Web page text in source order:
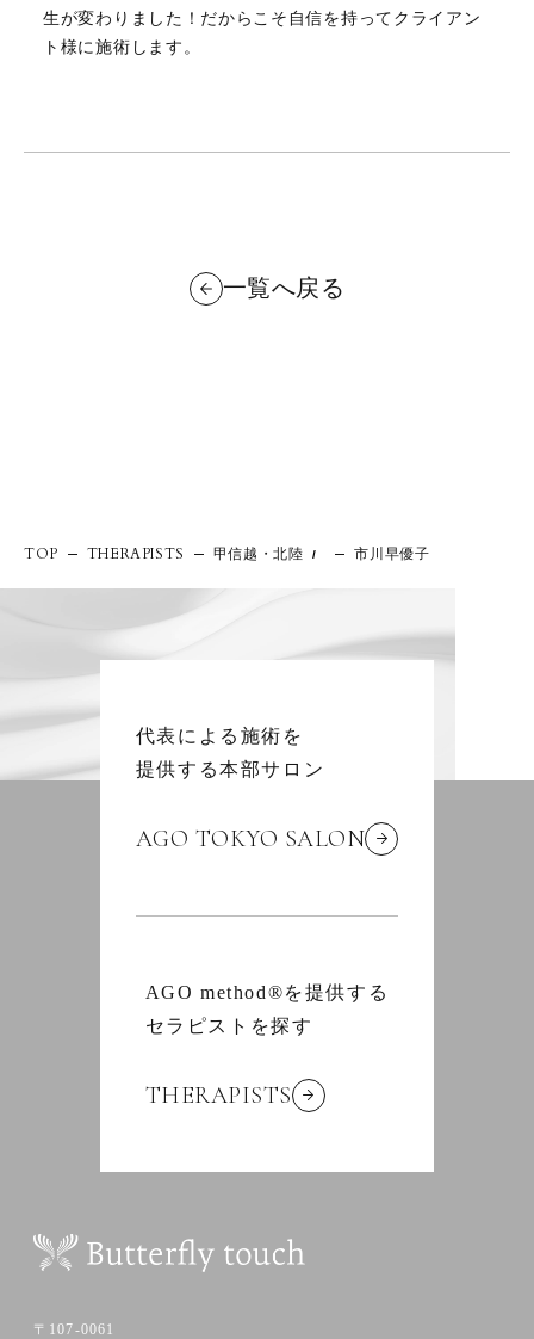
生が変わりました！だからこそ自信を持ってクライアン
ト様に施術します。
一覧へ戻る
TOP THERAPISTS 甲信越・北陸 / 市川早優子
代表による施術を
提供する本部サロン
AGO TOKYO SALON
AGO method®を提供する
セラピストを探す
THERAPISTS
〒107-0061